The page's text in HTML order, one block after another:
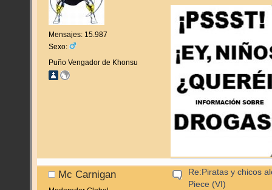
Mensajes: 15.987
Sexo:
Puño Vengador de Khonsu
Mc Carnigan
Re:Piratas y chicos
Piece (VI)